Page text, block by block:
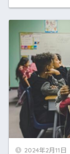
2024年2月11日